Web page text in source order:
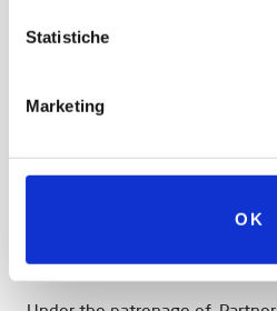
Statistiche
Marketing
OK